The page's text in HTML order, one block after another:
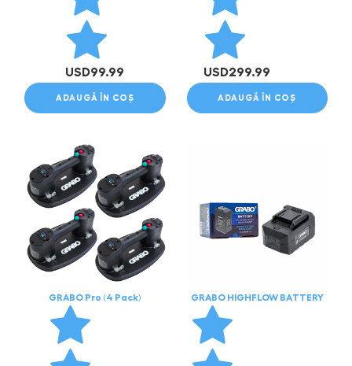
USD99.99
ADAUGĂ ÎN COȘ
USD299.99
ADAUGĂ ÎN COȘ
GRABO Pro (4 Pack) GRABO HIGHFLOW BATTERY